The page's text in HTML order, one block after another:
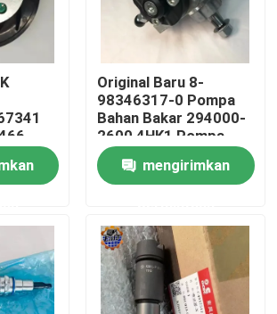
akhir ekskavator
Original Baru 8-
98346317-0 Pompa
Bahan Bakar 294000-
2600 4HK1 Pompa
Injeksi Bahan Bakar
mengirimkan